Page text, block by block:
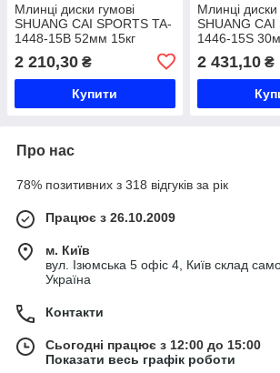
Млинці диски гумові
SHUANG CAI SPORTS TA-
1448-15B 52мм 15кг
чорний Код TA-1448-15B
2 210,30 ₴
Купити
Млинці диски
SHUANG CAI
1446-15S
чорний Код
2 431,10₴
Про нас
78% позитивних з 318 відгуків за рік
Працює з 26.10.2009
м. Київ
вул. Ізюмська 5 офіс 4, Київ склад
Україна
Контакти
Сьогодні працює з 12:00 до 15:00
Показати весь графік роботи